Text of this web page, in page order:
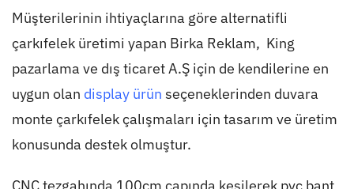
Müşterilerinin ihtiyaçlarına göre alternatifli
çarkıfelek üretimi yapan Birka Reklam, King
pazarlama ve dış ticaret A.Ş için de kendilerine en
uygun olan display ürün seçeneklerinden duvara
monte çarkıfelek çalışmaları için tasarım ve üretim
konusunda destek olmuştur.